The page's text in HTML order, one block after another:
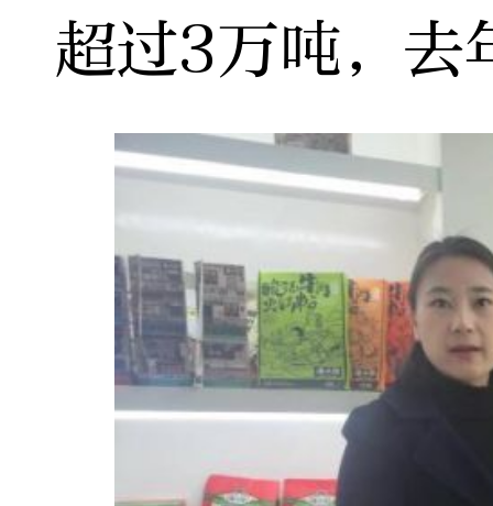
超过3万吨，